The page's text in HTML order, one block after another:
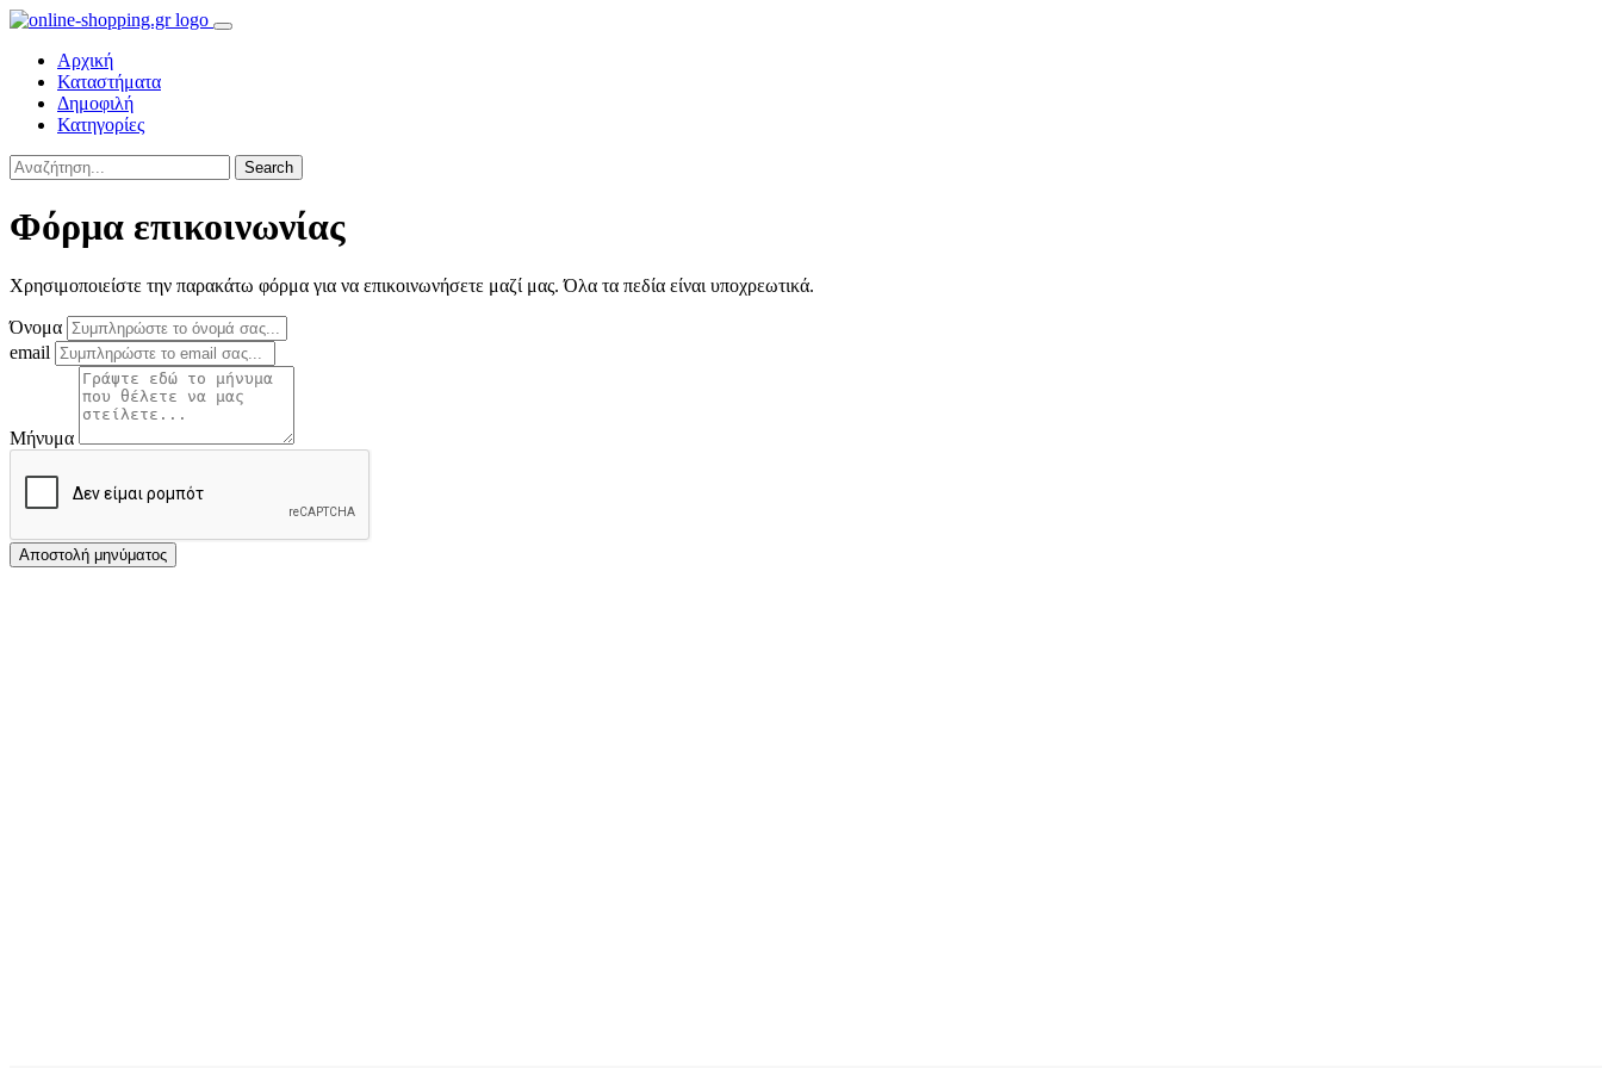
Αρχική
Καταστήματα
Δημοφιλή
Κατηγορίες
Search
Φόρμα επικοινωνίας
Χρησιμοποιείστε την παρακάτω φόρμα για να επικοινωνήσετε μαζί μας. Όλα τα πεδία είναι υποχρεωτικά.
Όνομα
email
Μήνυμα
Αποστολή μηνύματος